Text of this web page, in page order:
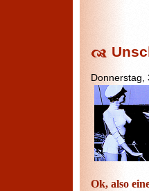
Donnerstag,
Ok, also